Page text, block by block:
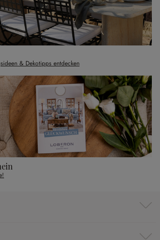
& Dekotipps entdecken